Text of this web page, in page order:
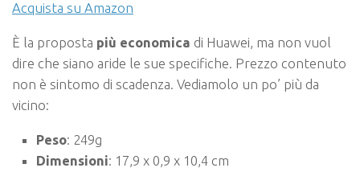
Acquista su Amazon
È la proposta più economica di Huawei, ma non vuol
dire che siano aride le sue specifiche. Prezzo contenuto
non è sintomo di scadenza. Vediamolo un po’ più da
vicino:
Peso: 249g
Dimensioni: 17,9 x 0,9 x 10,4 cm